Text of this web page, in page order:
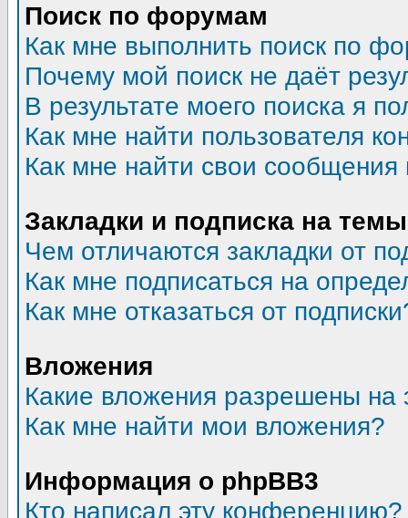
Поиск по форумам
Как мне выполнить поиск по
Почему мой поиск не даёт
В результате моего поиска я
Как мне найти пользователя
Как мне найти свои
Закладки и подписка на темы
Чем отличаются закладки от
Как мне подписаться на
Как мне отказаться от
Вложения
Какие вложения разрешены на
Как мне найти мои вложения?
Информация о phpBB3
Кто написал эту конференцию?